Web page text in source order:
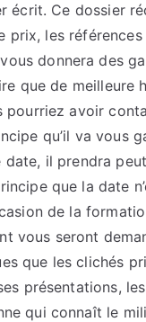
écrit. Ce dossier
les
donnera des
que de meilleure
pourriez avoir
qu’il va vous
date, il prendra
que la date
de la
vous seront
que les clichés
présentations,
qui connaît le